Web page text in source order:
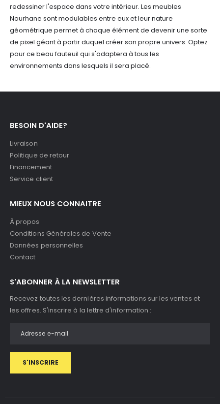
redessiner l'espace dans votre intérieur. Les meubles
Nourhane sont modulables entre eux et leur nature
géométrique permet à chaque élément de devenir une sorte
de pixel géant à partir duquel créer son propre univers. Optez
pour ce beau fauteuil qui s'adaptera à tous les
environnements dans lesquels il sera placé.
BESOIN D'AIDE?
Livraison
Politique de retour
Financement
Service client
MIEUX NOUS CONNAITRE
À propos
Conditions Générales de Vente
Données personnelles
Contact
S'ABONNER À LA NEWSLETTER
Recevez toutes les dernières informations sur les ventes et
les offres. S'inscrire à la lettre d'information :
S'INSCRIRE